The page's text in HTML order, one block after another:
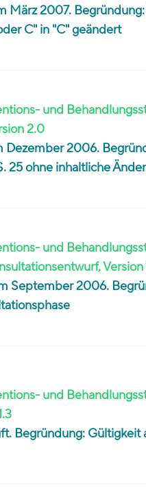
März 2007.
C" in "C" geändert
und
2.0
Dezember 2006.
25 ohne inhaltliche
und
Version
September 2006.
und
Begründung: Gültigkeit